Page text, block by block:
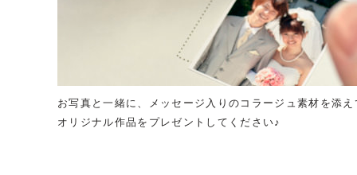
お写真と一緒に、メッセージ入りのコラージュ素材を添え
オリジナル作品をプレゼントしてください♪